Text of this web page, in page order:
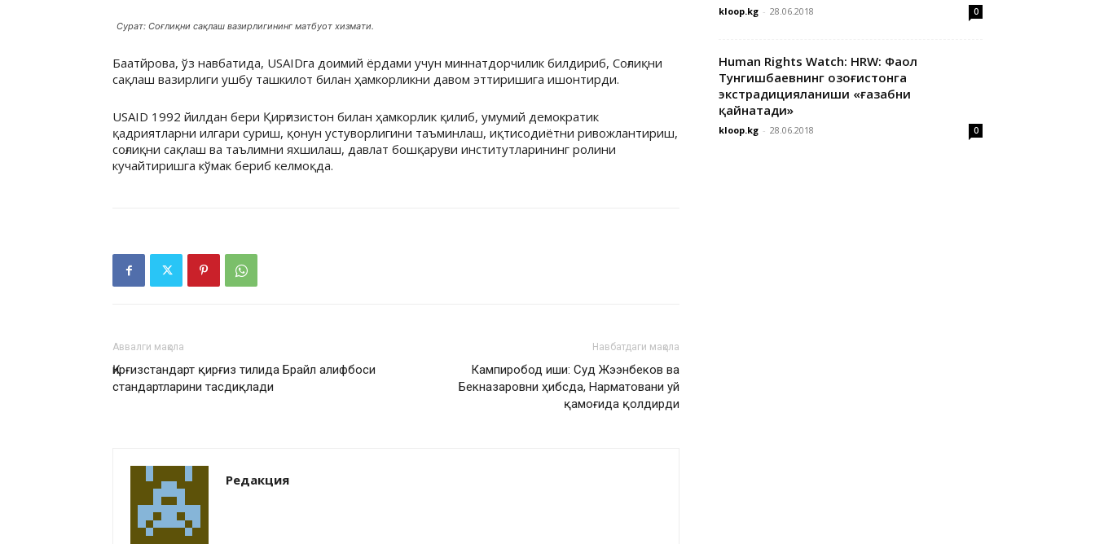
Сурат: Соғлиқни сақлаш вазирлигининг матбуот хизмати.
Баатйрова, ўз навбатида, USAIDга доимий ёрдами учун миннатдорчилик билдириб, Соғлиқни
сақлаш вазирлиги ушбу ташкилот билан ҳамкорликни давом эттиришига ишонтирди.
USAID 1992 йилдан бери Қирғизистон билан ҳамкорлик қилиб, умумий демократик
қадриятларни илгари суриш, қонун устуворлигини таъминлаш, иқтисодиётни ривожлантириш,
соғлиқни сақлаш ва таълимни яхшилаш, давлат бошқаруви институтларининг ролини
кучайтиришга кўмак бериб келмоқда.
Аввалги мақола
Қирғизстандарт қирғиз тилида Брайл алифбоси
стандартларини тасдиқлади
Навбатдаги мақола
Кампиробод иши: Суд Жээнбеков ва
Бекназаровни ҳибсда, Нарматовани уй
қамоғида қолдирди
Редакция
kloop.kg - 28.06.2018 0
Human Rights Watch: HRW: Фаол
Тунгишбаевнинг Қозоғистонга
экстрадицияланиши «ғазабни
қайнатади»
kloop.kg - 28.06.2018 0